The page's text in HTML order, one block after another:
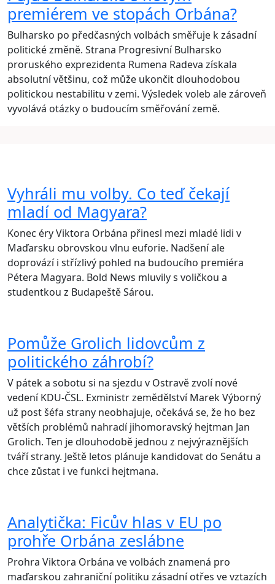
premiérem ve stopách Orbána?
Bulharsko po předčasných volbách směřuje k zásadní
politické změně. Strana Progresivní Bulharsko
proruského exprezidenta Rumena Radeva získala
absolutní většinu, což může ukončit dlouhodobou
politickou nestabilitu v zemi. Výsledek voleb ale zároveň
vyvolává otázky o budoucím směřování země.
Vyhráli mu volby. Co teď čekají
mladí od Magyara?
Konec éry Viktora Orbána přinesl mezi mladé lidi v
Maďarsku obrovskou vlnu euforie. Nadšení ale
doprovází i střízlivý pohled na budoucího premiéra
Pétera Magyara. Bold News mluvily s voličkou a
studentkou z Budapeště Sárou.
Pomůže Grolich lidovcům z
politického záhrobí?
V pátek a sobotu si na sjezdu v Ostravě zvolí nové
vedení KDU-ČSL. Exministr zemědělství Marek Výborný
už post šéfa strany neobhajuje, očekává se, že ho bez
větších problémů nahradí jihomoravský hejtman Jan
Grolich. Ten je dlouhodobě jednou z nejvýraznějších
tváří strany. Ještě letos plánuje kandidovat do Senátu a
chce zůstat i ve funkci hejtmana.
Analytička: Ficův hlas v EU po
prohře Orbána zeslábne
Prohra Viktora Orbána ve volbách znamená pro
maďarskou zahraniční politiku zásadní otřes ve vztazích